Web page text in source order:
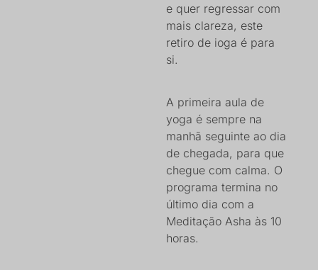
e quer regressar com
mais clareza, este
retiro de ioga é para
si.
A primeira aula de
yoga é sempre na
manhã seguinte ao dia
de chegada, para que
chegue com calma. O
programa termina no
último dia com a
Meditação Asha às 10
horas.